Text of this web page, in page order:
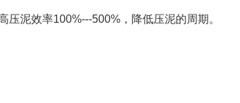
泥效率100%---500%，降低压泥的周期。